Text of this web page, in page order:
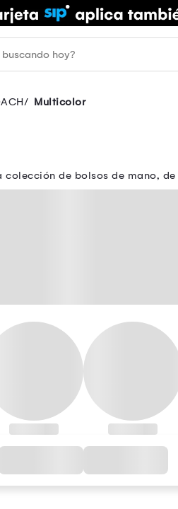
Multicolor
de bolsos de mano,